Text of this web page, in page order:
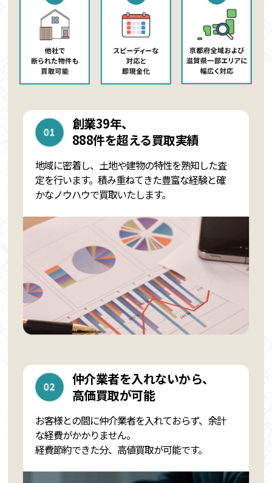
創業39年、
888件を超える買取実績
地域に密着し、土地や建物の特性を熟知した査
定を行います。積み重ねてきた豊富な経験と確
かなノウハウで買取いたします。
仲介業者を入れないから、
高価買取が可能
お客様との間に仲介業者を入れておらず、余計
な経費がかかりません。
経費節約できた分、高値買取が可能です。